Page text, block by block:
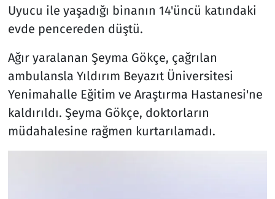
Uyucu ile yaşadığı binanın 14'üncü katındaki
evde pencereden düştü.
Ağır yaralanan Şeyma Gökçe, çağrılan
ambulansla Yıldırım Beyazıt Üniversitesi
Yenimahalle Eğitim ve Araştırma Hastanesi'ne
kaldırıldı. Şeyma Gökçe, doktorların
müdahalesine rağmen kurtarılamadı.